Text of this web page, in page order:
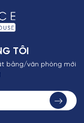
TÔI
bằng/văn phòng mới